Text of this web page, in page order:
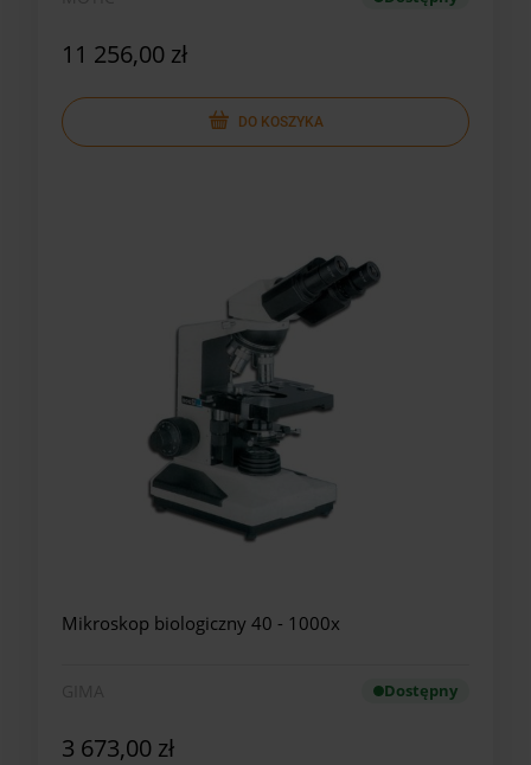
11 256,00 zł
DO KOSZYKA
Mikroskop biologiczny 40 - 1000x
Dostępny
3 673,00 zł